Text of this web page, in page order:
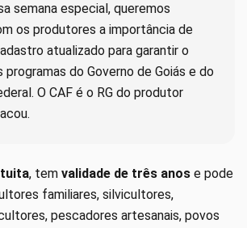
semana especial, queremos
os produtores a importância de
atualizado para garantir o
programas do Governo de Goiás e do
O CAF é o RG do produtor
, tem validade de três anos e pode
familiares, silvicultores,
pescadores artesanais, povos